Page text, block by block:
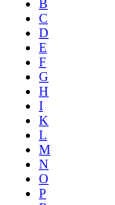
B
C
D
E
F
G
H
I
K
L
M
N
O
P